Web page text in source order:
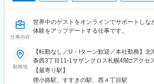
仕事内容
世界中のゲストをオンラインでサポートしな
体験をアップデートする仕事です。
勤務地
【転勤なし／U・Iターン歓迎／本社勤務】
条西3丁目11-1サザンクロス札幌4階□アクセ
南北線「すすきの駅」から徒歩2分・札幌市
駅」から徒歩5分
【最寄り駅】
狸小路駅、すすきの駅、西４丁目駅